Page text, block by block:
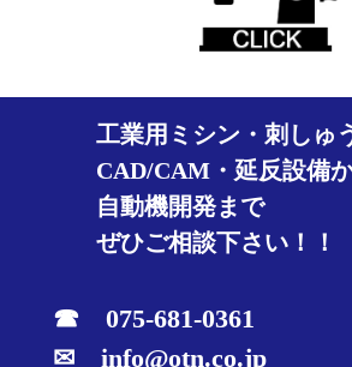
工業用ミシン・刺しゅ
CAD/CAM・延反設備か
自動機開発まで
ぜひご相談下さい！！
☎ 075-681-0361
✉ info@otn.co.jp